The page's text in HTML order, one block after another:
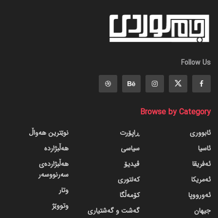
Follow Us
Browse by Category
ئابووری
ئاسیا
ئەفریقا
ئەمریکا
ئەورووپا
جیهان
ڕاپۆرت
سیاسی
ڤیدیۆ
کەلتوری
کۆمەڵگا
گه‌شت و گه‌شتیاری
نوێترین هەواڵ
هەڵبژاردە
هەڵبژاردەی
سەرنووسەر
وتار
وتووێژ